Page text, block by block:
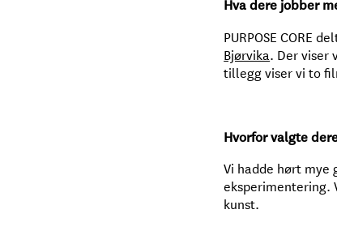
Hva dere jobber
PURPOSE CORE
Bjørvika. Der viser
tillegg viser vi to
Hvorfor valgte
Vi hadde hørt mye
eksperimentering.
kunst.